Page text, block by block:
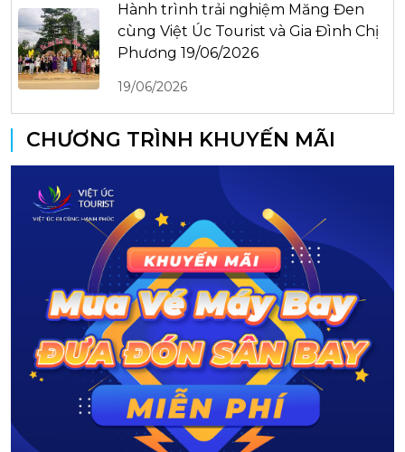
Hành trình trải nghiệm Măng Đen
cùng Việt Úc Tourist và Gia Đình Chị
Phương 19/06/2026
19/06/2026
CHƯƠNG TRÌNH KHUYẾN MÃI